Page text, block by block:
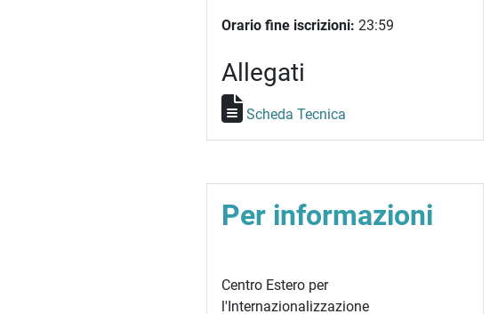
Orario fine iscrizioni: 23:59
Allegati
Scheda Tecnica
Per informazioni
Centro Estero per
l'Internazionalizzazione